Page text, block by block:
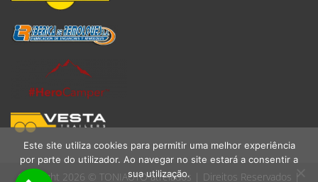
Copyright 2026 © TONIAUTO atrelados | Direitos Reservados |
Este site utiliza cookies para permitir uma melhor experiência
por parte do utilizador. Ao navegar no site estará a consentir a
sua utilização.